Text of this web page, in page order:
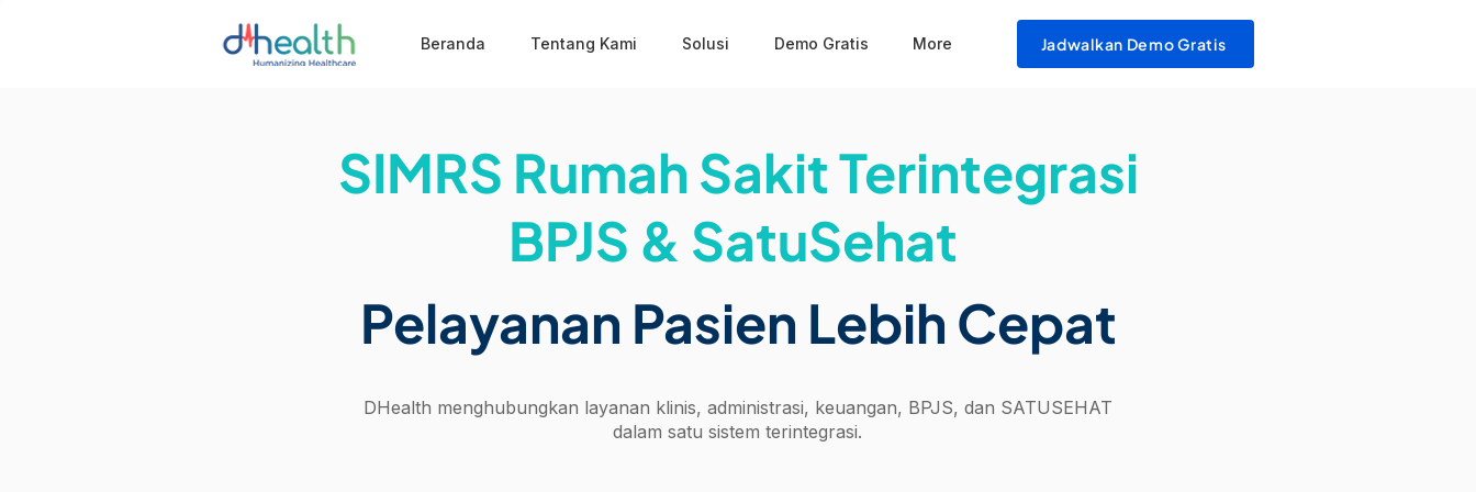
Beranda Tentang Kami Solusi Demo Gratis More Jadwalkan Demo Gratis
SIMRS Rumah Sakit Terintegrasi
BPJS & SatuSehat
Pelayanan Pasien Lebih Cepat
DHealth menghubungkan layanan klinis, administrasi, keuangan, BPJS, dan SATUSEHAT
dalam satu sistem terintegrasi.